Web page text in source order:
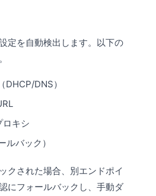
定を自動検出します。以下の
DHCP/DNS）
ロキシ
ルバック）
クされた場合、別エンドポイ
にフォールバックし、手動ダ